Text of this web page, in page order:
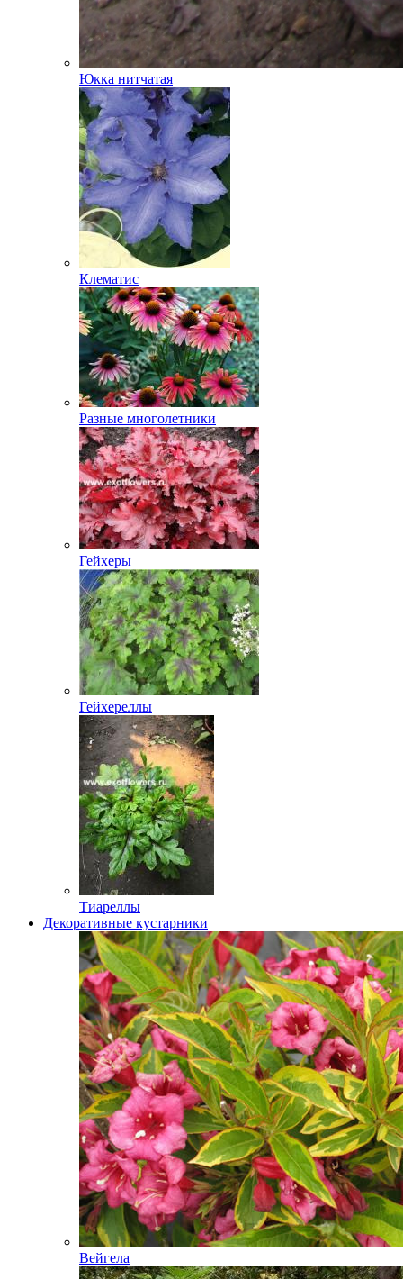
Юкка нитчатая
Клематис
Разные многолетники
Гейхеры
Гейхереллы
Тиареллы
Декоративные кустарники
Вейгела